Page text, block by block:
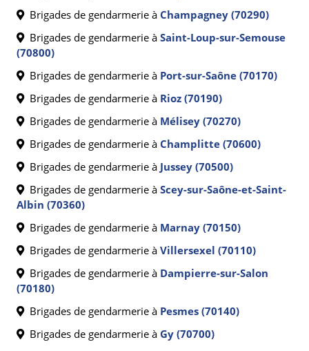
Brigades de gendarmerie à Champagney (70290)
Brigades de gendarmerie à Saint-Loup-sur-Semouse
(70800)
Brigades de gendarmerie à Port-sur-Saône (70170)
Brigades de gendarmerie à Rioz (70190)
Brigades de gendarmerie à Mélisey (70270)
Brigades de gendarmerie à Champlitte (70600)
Brigades de gendarmerie à Jussey (70500)
Brigades de gendarmerie à Scey-sur-Saône-et-Saint-
Albin (70360)
Brigades de gendarmerie à Marnay (70150)
Brigades de gendarmerie à Villersexel (70110)
Brigades de gendarmerie à Dampierre-sur-Salon
(70180)
Brigades de gendarmerie à Pesmes (70140)
Brigades de gendarmerie à Gy (70700)